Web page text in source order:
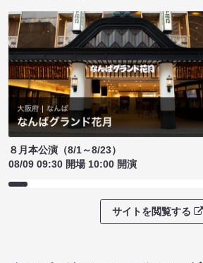
８月本公演（8/1～8/23）
08/09 09:30 開場 10:00 開演
サイトを閲覧する